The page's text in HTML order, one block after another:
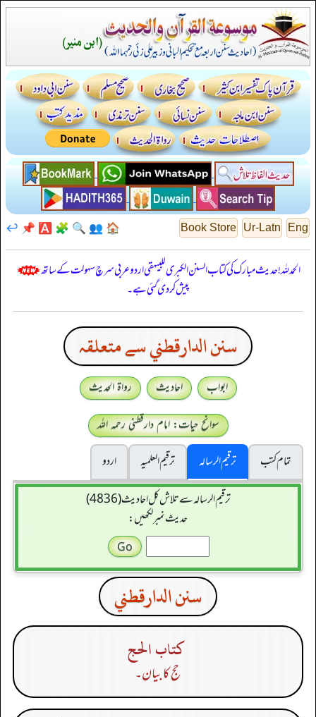
Eng
Ur-Latn
Book Store
🏠
👥
🔍
🧩
🅰️
📌
↩️
الحمدللہ! حدیث مبارک کی کتاب السنن الكبرى للبيهقي اردو عربی سرچ سہولت کے ساتھ
پیش کر دی گئی ہے۔
سنن الدارقطني سے متعلقہ
ابواب احادیث
رواۃ الحدیث
سوانح حیات: امام دارقطنی رحمہ اللہ
تمام کتب
ترقیم الرسالہ ترقیم العلمیہ
اردو
ترقیم الرسالہ سے تلاش کل احادیث (4836)
حدیث نمبر لکھیں:
سنن الدارقطني
كتاب الحج
حج کا بیان۔